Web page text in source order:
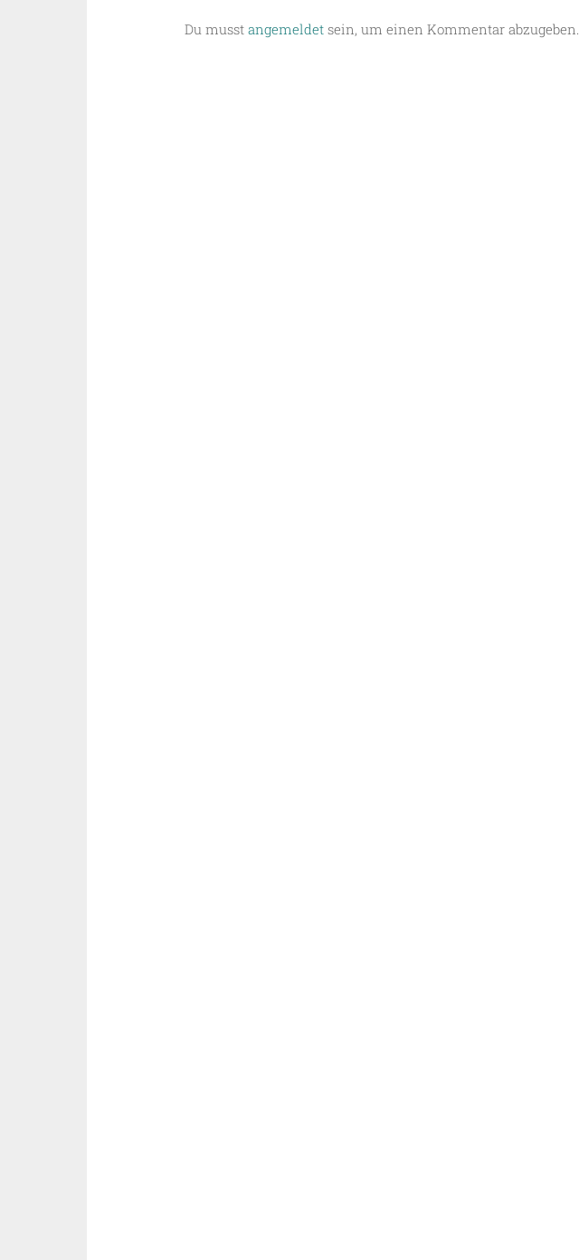
Du musst angemeldetsein, um einen Kommentar abzugeben.